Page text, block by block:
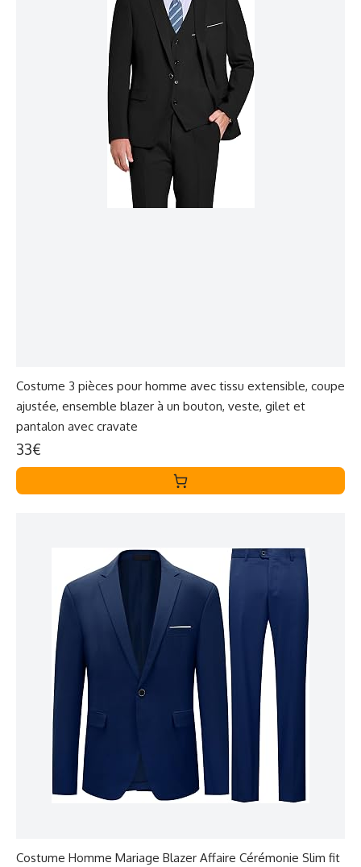
Costume 3 pièces pour homme avec tissu extensible, coupe
ajustée, ensemble blazer à un bouton, veste, gilet et
pantalon avec cravate
33€
Costume Homme Mariage Blazer Affaire Cérémonie Slim fit